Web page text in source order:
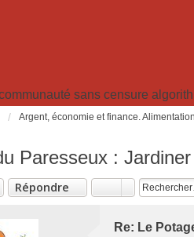
sans censure
Argent, économie et finance.
Paresseux :
Répondre
Re: Le